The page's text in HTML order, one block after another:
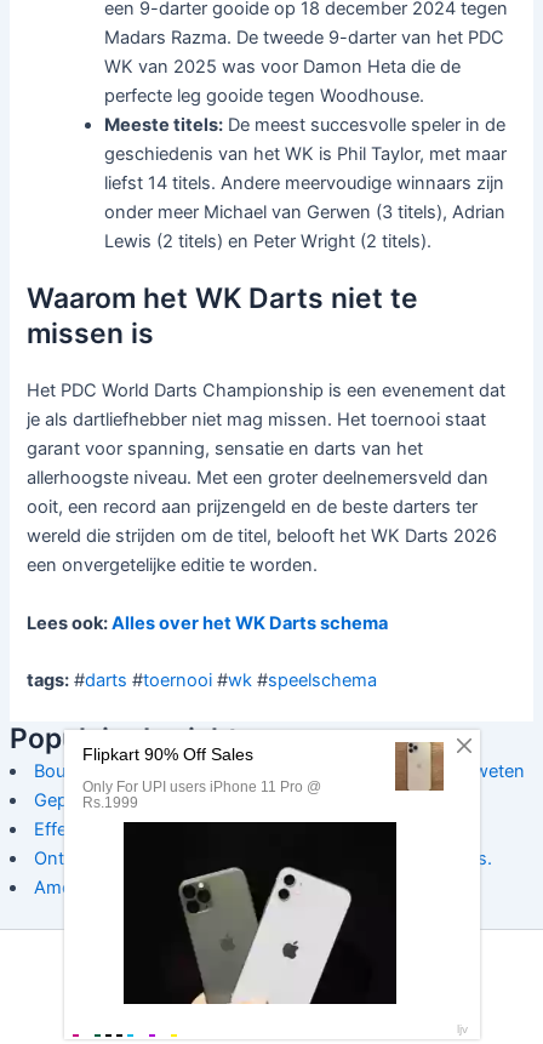
een 9-darter gooide op 18 december 2024 tegen
Madars Razma. De tweede 9-darter van het PDC
WK van 2025 was voor Damon Heta die de
perfecte leg gooide tegen Woodhouse.
Meeste titels: De meest succesvolle speler in de
geschiedenis van het WK is Phil Taylor, met maar
liefst 14 titels. Andere meervoudige winnaars zijn
onder meer Michael van Gerwen (3 titels), Adrian
Lewis (2 titels) en Peter Wright (2 titels).
Waarom het WK Darts niet te
missen is
Het PDC World Darts Championship is een evenement dat
je als dartliefhebber niet mag missen. Het toernooi staat
garant voor spanning, sensatie en darts van het
allerhoogste niveau. Met een groter deelnemersveld dan
ooit, een record aan prijzengeld en de beste darters ter
wereld die strijden om de titel, belooft het WK Darts 2026
een onvergetelijke editie te worden.
Lees ook:Alles over het WK Darts schema
tags: #darts #toernooi #wk #speelschema
Populaire berichten:
Boudewijn Zenden Toernooi Jeugd: Alles wat je moet weten
Gepersonaliseerde Cricket aanstekers
Effectieve Hockey Oefeningen
Ontdek de Koning Voetbal App voor voetballiefhebbers.
Amersfoortse volleybalscene
Copyright © 2025 svokorfbal